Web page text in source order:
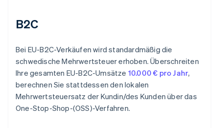
B2C
Bei EU-B2C-Verkäufen wird standardmäßig die
schwedische Mehrwertsteuer erhoben. Überschreiten
Ihre gesamten EU-B2C-Umsätze 10.000 € pro Jahr,
berechnen Sie stattdessen den lokalen
Mehrwertsteuersatz der Kundin/des Kunden über das
One-Stop-Shop-(OSS)-Verfahren.